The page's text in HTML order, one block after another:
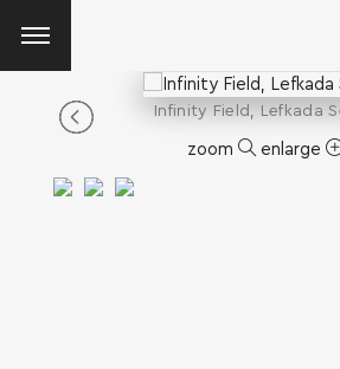
Infinity Field, Lefkada
zoom enlarge